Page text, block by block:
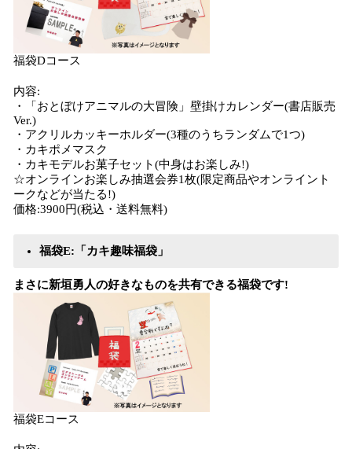
福袋Dコース
内容:
・「おとぼけアニマルの大冒険」壁掛けカレンダー(書店販売
Ver.)
・アクリルカッキーホルダー(3種のうちランダムで1つ)
・カキポメマスク
・カキモデルお菓子セット(中身はお楽しみ!)
☆オンラインお楽しみ抽選会券1枚(限定商品やオンライント
ークなどが当たる!)
価格:3900円(税込・送料無料)
福袋E:「カキ趣味福袋」
​まさに新垣勇人の好きなものを共有できる福袋です!
福袋Eコース